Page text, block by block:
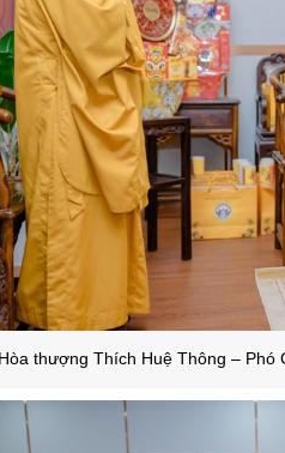
Hòa thượng Thích Huệ Thông – Phó